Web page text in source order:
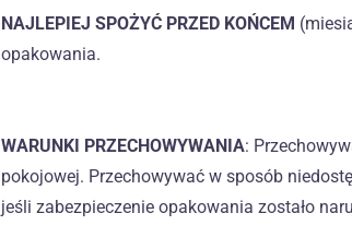
NAJLEPIEJ SPOŻYĆ PRZED KOŃCEM
opakowania.
WARUNKI PRZECHOWYWANIA:
pokojowej. Przechowywać w sposób
jeśli zabezpieczenie opakowania zostało